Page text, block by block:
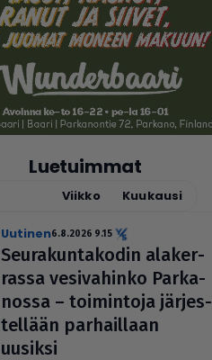
Luetuimmat
Viikko Kuukausi
uutinen6.8.2026 9.15
Seu­ra­kun­ta­ko­din ala­ker­
rassa vesi­va­hinko Par­ka­
nossa – toi­min­toja jär­jes­
tel­lään par­hail­laan
uusiksi